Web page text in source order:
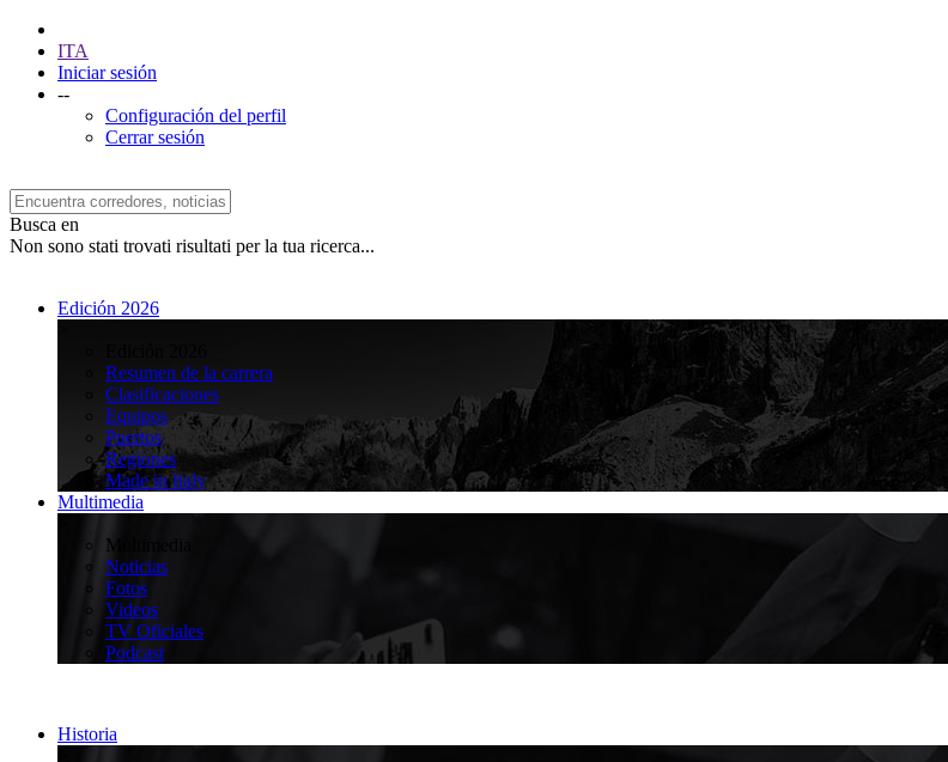
ITA
Iniciar sesión
--
Configuración del perfil
Cerrar sesión
Busca en
Non sono stati trovati risultati per la tua ricerca...
Edición 2026
Resumen de la carrera
Clasificaciones
Equipos
Puertos
Regiones
Made in Italy
Multimedia
Multimedia
Noticias
Fotos
Videos
TV Oficiales
Podcast
Historia